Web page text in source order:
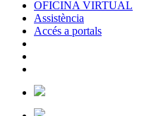
OFICINA VIRTUAL
Assistència
Accés a portals